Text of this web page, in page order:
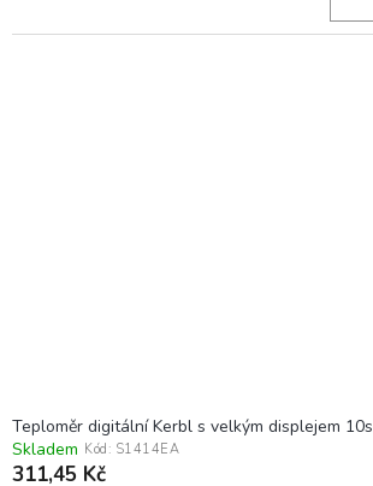
Teploměr digitální Kerbl s velkým displejem 10s
Skladem Kód: S1414EA
311,45 Kč